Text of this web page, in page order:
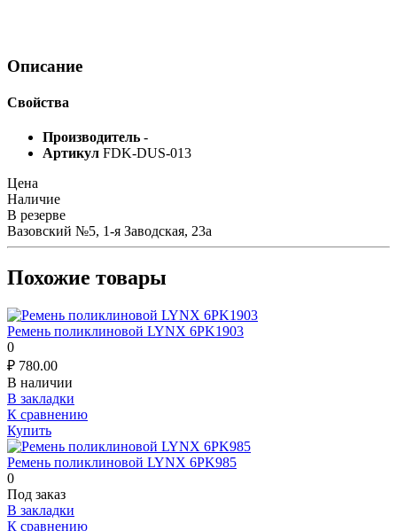
Описание
Свойства
Производитель -
Артикул FDK-DUS-013
Цена
Наличие
В резерве
Вазовский №5, 1-я Заводская, 23а
Похожие товары
Ремень поликлиновой LYNX 6PK1903
0
₽ 780.00
В наличии
В закладки
К сравнению
Купить
Ремень поликлиновой LYNX 6PK985
0
Под заказ
В закладки
К сравнению